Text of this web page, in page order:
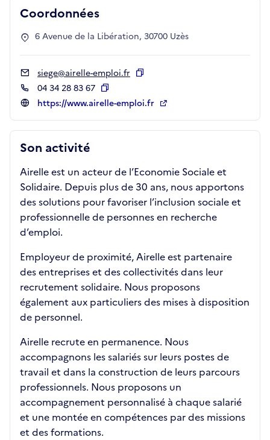
Son activité
Airelle est un acteur de l’Economie Sociale et
Solidaire. Depuis plus de 30 ans, nous apportons
des solutions pour favoriser l’inclusion sociale et
professionnelle de personnes en recherche
d’emploi.
Employeur de proximité, Airelle est partenaire
des entreprises et des collectivités dans leur
recrutement solidaire. Nous proposons
également aux particuliers des mises à disposition
de personnel.
Airelle recrute en permanence. Nous
accompagnons les salariés sur leurs postes de
travail et dans la construction de leurs parcours
professionnels. Nous proposons un
accompagnement personnalisé à chaque salarié
et une montée en compétences par des missions
et des formations.
Coordonnées
6 Avenue de la Libération, 30700 Uzès
siege@airelle-emploi.fr
04 34 28 83 67
Copier
https://www.airelle-emploi.fr